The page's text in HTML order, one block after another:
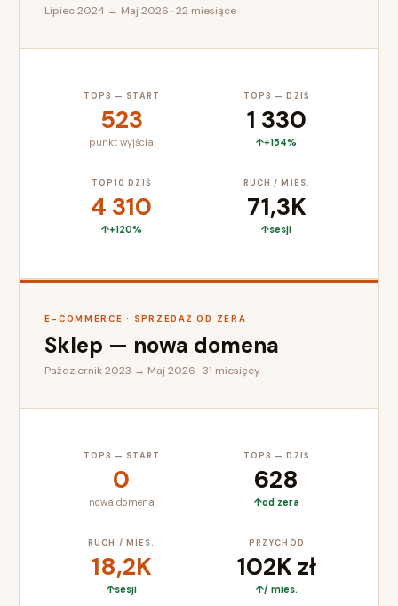
Lipiec 2024 → Maj 2026 · 22 miesiące
TOP3 — START
523
punkt wyjścia
TOP3 — DZIŚ
1 330
+154%
TOP10 DZIŚ
4 310
+120%
RUCH / MIES.
71,3K
sesji
E-COMMERCE · SPRZEDAŻ OD ZERA
Sklep — nowa domena
Październik 2023 → Maj 2026 · 31 miesięcy
TOP3 — START
0
nowa domena
TOP3 — DZIŚ
628
od zera
RUCH / MIES.
18,2K
sesji
PRZYCHÓD
102K zł
/ mies.